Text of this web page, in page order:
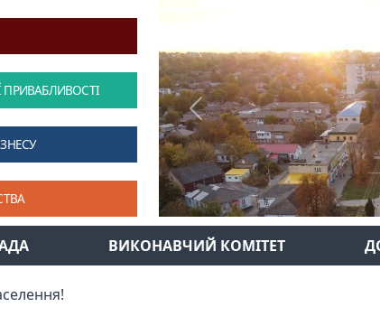
ПРИВАБЛИВОСТІ
Previous
ВИКОНАВЧИЙ КОМІТЕТ